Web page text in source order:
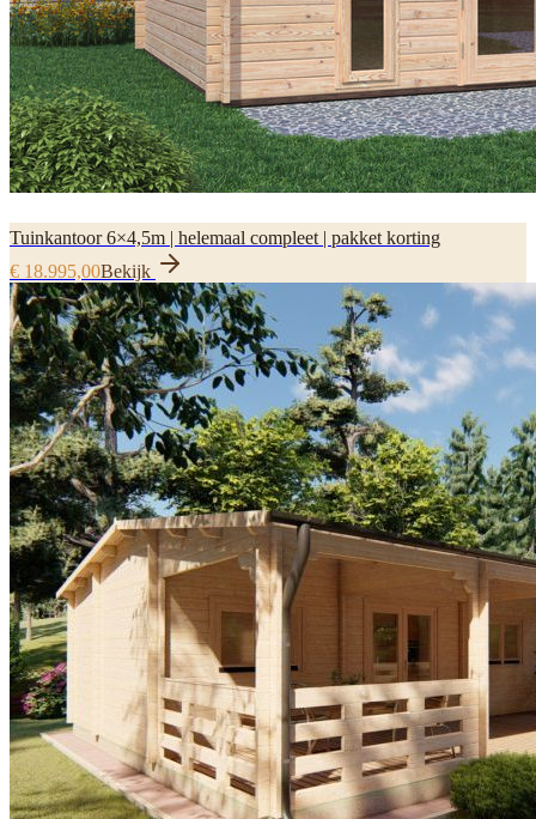
Tuinkantoor 6×4,5m | helemaal compleet | pakket korting
€ 18.995,00Bekijk